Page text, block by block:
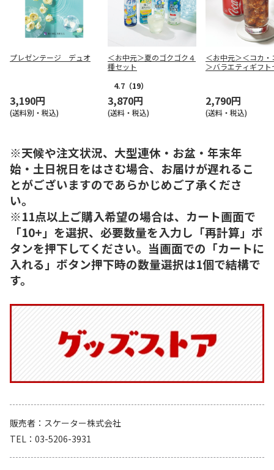
プレゼンテージ デュオ
3,190円
(送料別・税込)
＜お中元＞夏のゴクゴク４
種セット
4.7 （19）
3,870円
(送料・税込)
＜お中元＞＜コカ・
＞バラエティギフト
2,790円
(送料・税込)
※天候や注文状況、大型連休・お盆・年末年
始・土日祝日をはさむ場合、お届けが遅れるこ
とがございますのであらかじめご了承くださ
い。
※11点以上ご購入希望の場合は、カート画面で
「10+」を選択、必要数量を入力し「再計算」ボ
タンを押下してください。当画面での「カートに
入れる」ボタン押下時の数量選択は1個で結構で
す。
販売者
スケーター株式会社
TEL
03-5206-3931